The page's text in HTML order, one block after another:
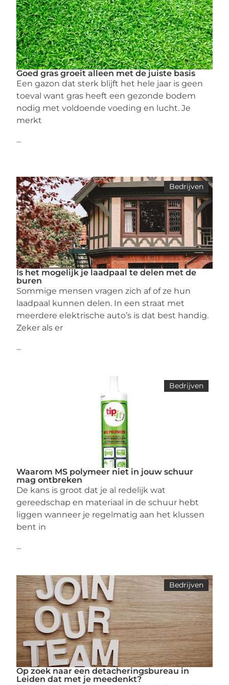
Goed gras groeit alleen met de juiste basis
Een gazon dat sterk blijft het hele jaar is geen
toeval want gras heeft een gezonde bodem
nodig met voldoende voeding en lucht. Je
merkt
...
Bedrijven
Is het mogelijk je laadpaal te delen met de
buren
Sommige mensen vragen zich af of ze hun
laadpaal kunnen delen. In een straat met
meerdere elektrische auto’s is dat best handig.
Zeker als er
...
Bedrijven
Waarom MS polymeer niet in jouw schuur
mag ontbreken
De kans is groot dat je al redelijk wat
gereedschap en materiaal in de schuur hebt
liggen wanneer je regelmatig aan het klussen
bent in
...
Bedrijven
Op zoek naar een detacheringsbureau in
Leiden dat met je meedenkt?